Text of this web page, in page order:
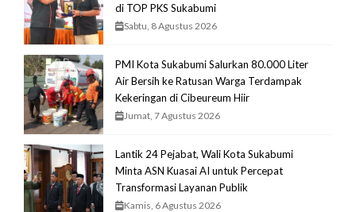
di TOP PKS Sukabumi
Sabtu, 8 Agustus 2026
PMI Kota Sukabumi Salurkan 80.000 Liter
Air Bersih ke Ratusan Warga Terdampak
Kekeringan di Cibeureum Hiir
Jumat, 7 Agustus 2026
Lantik 24 Pejabat, Wali Kota Sukabumi
Minta ASN Kuasai AI untuk Percepat
Transformasi Layanan Publik
Kamis, 6 Agustus 2026